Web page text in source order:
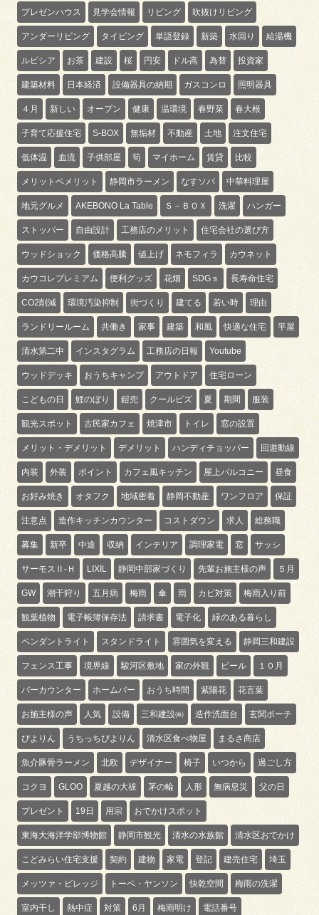
プレゼンハウス 見学会情報 リビング 吹抜けリビング
アンダーリビング タイピング 単語登録 新築 水回り 給湯機
ルピシア お茶 建設 桜 円安 ドル高 為替 投資家
建築材料 日本経済 設備器具の納期 ガスコンロ 照明器具
４月 新しい オープン 健康 温環境 春野菜 春大根
子育て応援住宅 S-BOX 無垢材 不動産 土地 注文住宅
低体温 血流 子供部屋 筍 マイホーム 賃貸 比較
メリットベメリット 静岡市ラーメン なすソバ 中華料理屋
地元グルメ AKEBONO La Table Ｓ－ＢＯＸ 洗濯 ハンガー
ストッパー 自由設計 工務店のメリット 住宅会社の選び方
ウッドショック 価格高騰 値上げ ネモフィラ カウネット
カウコレプレミアム 便利グッズ 花畑 SDGｓ 長寿命住宅
CO2削減 環境汚染抑制 街づくり 建てる 若い時 理由
ランドリールーム 共働き 家事 建築 和風 快適な住宅 平屋
清水第二中 インスタグラム 工務店の日報 Youtube
ウッドデッキ おうちキャンプ アウトドア 住宅ローン
こどもの日 鯉のぼり 鎧兜 クールビズ 夏 期間 服装
観光スポット 古民家カフェ 焼津市 トイレ 窓の設置
メリット・デメリット デメリット ハンディチョッパー 回遊動線
内装 外装 ポイント カフェ風キッチン 屋上バルコニー 昼食
お好み焼き オタフク 地域密着 静岡不動産 ワンフロア 保証
注意点 造作キッチンカウンター コストダウン 求人 総務職
募集 新卒 中途 収納 インテリア 調理家電 窓 サッシ
サーモスⅡ-Ｈ LIXIL 静岡中部家づくり 先輩お施主様の声 ５月
GW 潮干狩り 五月病 梅雨 傘 雨 カビ対策 梅雨入り前
観葉植物 電子帳簿保存法 請求書 電子化 緑のある暮らし
ペンダントライト スタンドライト 雰囲気を変える 静岡三和建設
フェンス工事 境界線 駿河区敷地 家の外観 ビール １０月
バーカウンター ホームバー おうち時間 紫陽花 花言葉
お施主様の声 人気 設備 三和建設㈱ 造作洗面台 玄関ポーチ
ぴよりん うちっちぴよりん 清水区食べ物屋 まるさ商店
魚介豚骨ラーメン 北欧 デザイナー 椅子 いつから 過ごし方
コクヨ GLOO 夏越の大祓 茅の輪 人形 無病息災 父の日
プレゼント 19日 用宗 おでかけスポット
東海大海洋学部博物館 静岡市観光 清水の水族館 清水区おでかけ
こどみらい住宅支援 契約 建物 家電 登記 建売住宅 埼玉
メッツァ・ビレッジ トーベ・ヤンソン 快乾空間 梅雨の洗濯
室内干し 熱中症 対策 6月 梅雨明け 電話番号